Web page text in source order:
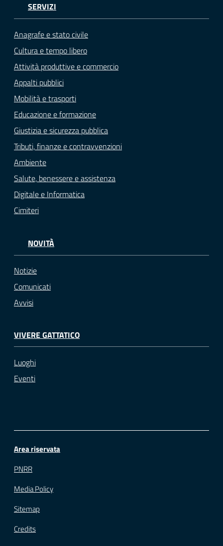
SERVIZI
Anagrafe e stato civile
Cultura e tempo libero
Attività produttive e commercio
Appalti pubblici
Mobilità e trasporti
Educazione e formazione
Giustizia e sicurezza pubblica
Tributi, finanze e contravvenzioni
Ambiente
Salute, benessere e assistenza
Digitale e Informatica
Cimiteri
NOVITÀ
Notizie
Comunicati
Avvisi
VIVERE GATTATICO
Luoghi
Eventi
Area riservata
PNRR
Media Policy
Sitemap
Credits